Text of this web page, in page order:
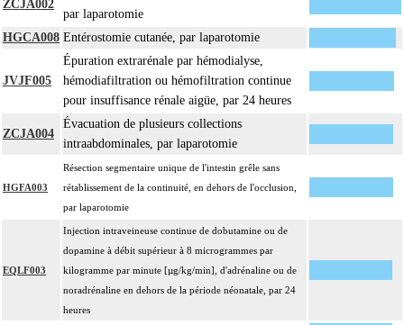
ZCJA002
par laparotomie
HGCA008 Entérostomie cutanée, par laparotomie
JVJF005
Épuration extrarénale par hémodialyse,
hémodiafiltration ou hémofiltration continue
pour insuffisance rénale aigüe, par 24 heures
ZCJA004
Évacuation de plusieurs collections
intraabdominales, par laparotomie
HGFA003
Résection segmentaire unique de l'intestin grêle sans
rétablissement de la continuité, en dehors de l'occlusion,
par laparotomie
EQLF003
Injection intraveineuse continue de dobutamine ou de
dopamine à débit supérieur à 8 microgrammes par
kilogramme par minute [µg/kg/min], d'adrénaline ou de
noradrénaline en dehors de la période néonatale, par 24
heures